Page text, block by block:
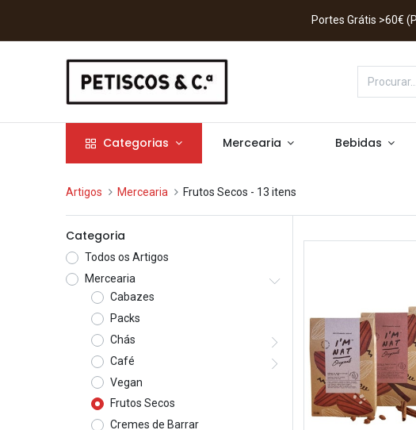
Portes Grátis
Categorias Mercearia Bebidas
Artigos Mercearia Frutos Secos - 13 itens
Categoria
Todos os Artigos
Mercearia
Cabazes
Packs
Chás
Café
Vegan
Frutos Secos
Cremes de Barrar